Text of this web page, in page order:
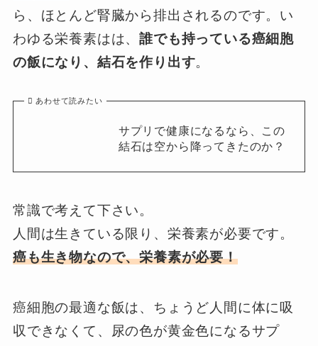
ら、ほとんど腎臓から排出されるのです。い
わゆる栄養素はは、誰でも持っている癌細胞
の飯になり、結石を作り出す。
あわせて読みたい
サプリで健康になるなら、この
結石は空から降ってきたのか？
常識で考えて下さい。
人間は生きている限り、栄養素が必要です。
癌も生き物なので、栄養素が必要！
癌細胞の最適な飯は、ちょうど人間に体に吸
収できなくて、尿の色が黄金色になるサプ